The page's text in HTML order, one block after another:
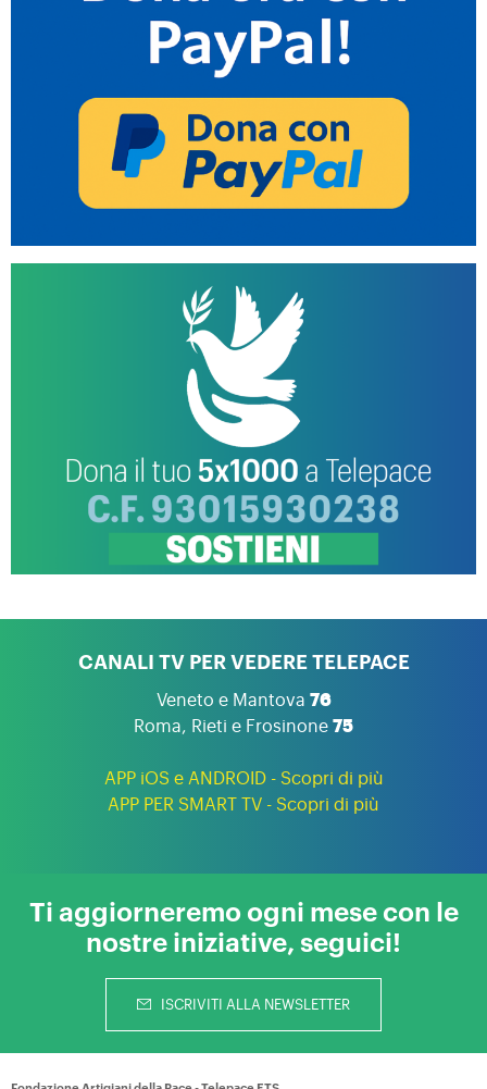
CANALI TV PER VEDERE TELEPACE
Veneto e Mantova 76
Roma, Rieti e Frosinone 75
APP iOS e ANDROID - Scopri di più
APP PER SMART TV - Scopri di più
Ti aggiorneremo ogni mese con le
nostre iniziative, seguici!
ISCRIVITI ALLA NEWSLETTER